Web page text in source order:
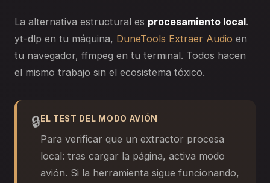
La alternativa estructural es procesamiento local.
yt-dlp en tu máquina, DuneTools Extraer Audio en
tu navegador, ffmpeg en tu terminal. Todos hacen
el mismo trabajo sin el ecosistema tóxico.
🔒 EL TEST DEL MODO AVIÓN
Para verificar que un extractor procesa
local: tras cargar la página, activa modo
avión. Si la herramienta sigue funcionando,